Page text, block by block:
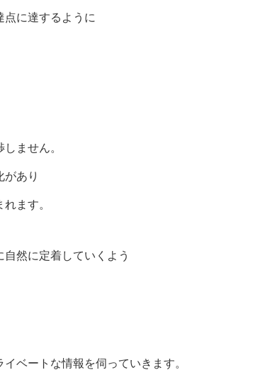
点に達するように
ません。
あり
ます。
然に定着していくよう
ベートな情報を伺っていきます。